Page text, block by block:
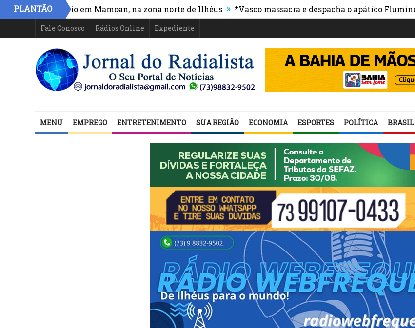
PLANTÃO
e circulação em Mamoan, na zona norte de Ilhéus » *Vasco massacra e despacha o apático Fluminense »
Fale Conosco Rádios Online Expediente
MENU EMPREGO ENTRETENIMENTO SUA REGIÃO ECONOMIA ESPORTES POLÍTICA BRASIL